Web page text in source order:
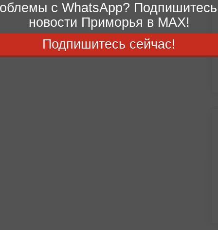
с WhatsApp?
новости Приморья в MAX!
Подпишитесь сейчас!